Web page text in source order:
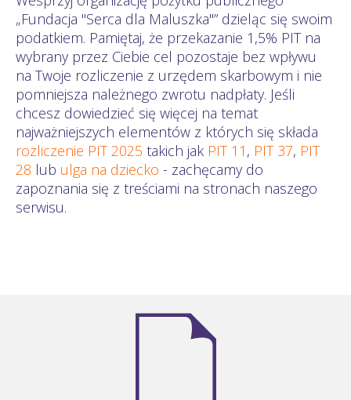
„Fundacja "Serca dla Maluszka"” dzieląc się swoim
podatkiem. Pamiętaj, że przekazanie 1,5% PIT na
wybrany przez Ciebie cel pozostaje bez wpływu
na Twoje rozliczenie z urzędem skarbowym i nie
pomniejsza należnego zwrotu nadpłaty. Jeśli
chcesz dowiedzieć się więcej na temat
najważniejszych elementów z których się składa
rozliczenie PIT 2025 takich jak PIT 11 , PIT 37, PIT
28 lub ulga na dziecko - zachęcamy do
zapoznania się z treściami na stronach naszego
serwisu.